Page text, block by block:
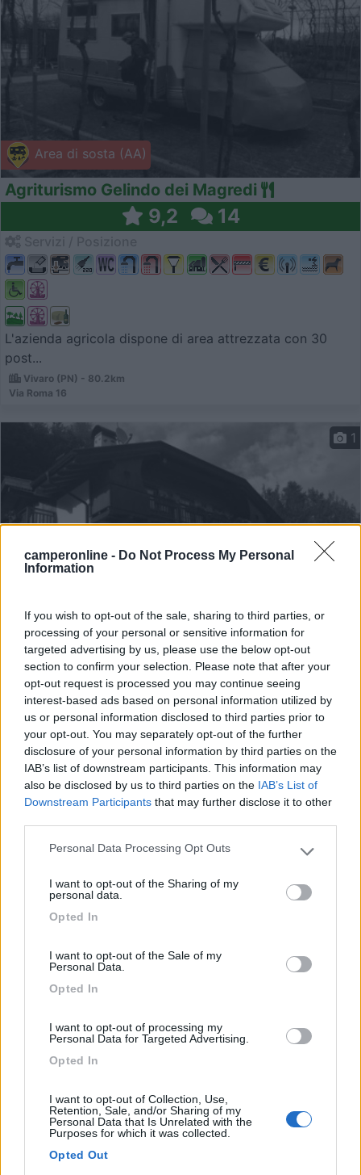
camperonline - Do Not Process My Personal
Information
If you wish to opt-out of the sale, sharing to third parties, or
processing of your personal or sensitive information for
targeted advertising by us, please use the below opt-out
section to confirm your selection. Please note that after your
opt-out request is processed you may continue seeing
interest-based ads based on personal information utilized by
us or personal information disclosed to third parties prior to
your opt-out. You may separately opt-out of the further
disclosure of your personal information by third parties on the
IAB’s list of downstream participants. This information may
also be disclosed by us to third parties on the IAB’s List of
Downstream Participants that may further disclose it to other
Please note that this website/app uses one or more Google
not limited to your visit or usage behaviour. You may click to
grant or deny consent to Google and its third-party tags to
use your data for below specified purposes in below Google
Personal Data Processing Opt Outs
I want to opt-out of the Sharing of my
personal data.
Opted In
I want to opt-out of the Sale of my
Personal Data.
Opted In
I want to opt-out of processing my
Personal Data for Targeted Advertising.
Opted In
I want to opt-out of Collection, Use,
Retention, Sale, and/or Sharing of my
Personal Data that Is Unrelated with the
Purposes for which it was collected.
Opted Out
Area di sosta (AA)
Agriturismo Gelindo dei Magredi
9,2 14
L'azienda agricola dispone di area attrezzata con 30
post...
Vivaro (PN) - 80.2km
Via Roma 16
Area di sosta (AA)
1
Agritur Perlaie
8,7 10
Servizi / Posizione
A 2,1 km dal paese, l'agriturismo con vista sull'Alpe del...
Cavalese (TN) - 83.4km
Km 26,400 SS 48 delle Dolomiti
Campeggio
Campingplatz Maurerhaeusl
8 1
Servizi / Posizione